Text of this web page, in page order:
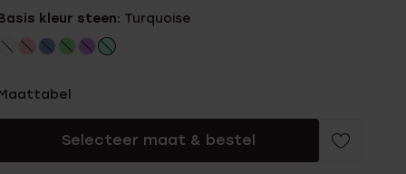
kleur steen: Turquoise
Selecteer maat & bestel